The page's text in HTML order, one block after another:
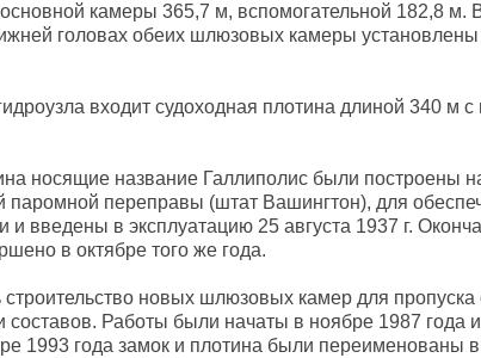
камеры 365,7 м, вспомогательной 182,8 м.
головах обеих шлюзовых камеры установлены
входит судоходная плотина длиной 340 м
носящие название Галлиполис были построены
паромной переправы (штат Вашингтон), для
и введены в эксплуатацию 25 августа 1937 г.
в октябре того же года.
строительство новых шлюзовых камер для
составов. Работы были начаты в ноябре 1987 года
1993 года замок и плотина были переименованы в